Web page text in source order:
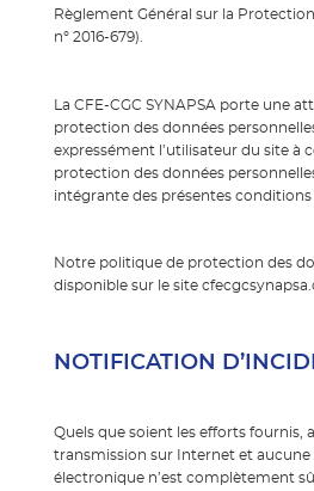
Règlement Général sur la
n° 2016-679).
La CFE-CGC SYNAPSA porte une
protection des données
expressément l’utilisateur du site à
protection des données
intégrante des présentes conditions
Notre politique de protection des
disponible sur le site
NOTIFICATION
Quels que soient les efforts fournis,
transmission sur Internet et
électronique n’est complètement